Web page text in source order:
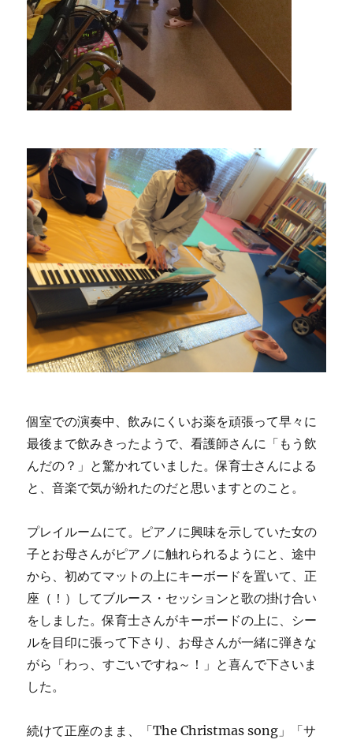
個室での演奏中、飲みにくいお薬を頑張って早々に
最後まで飲みきったようで、看護師さんに「もう飲
んだの？」と驚かれていました。保育士さんによる
と、音楽で気が紛れたのだと思いますとのこと。
プレイルームにて。ピアノに興味を示していた女の
子とお母さんがピアノに触れられるようにと、途中
から、初めてマットの上にキーボードを置いて、正
座（！）してブルース・セッションと歌の掛け合い
をしました。保育士さんがキーボードの上に、シー
ルを目印に張って下さり、お母さんが一緒に弾きな
がら「わっ、すごいですね～！」と喜んで下さいま
した。
続けて正座のまま、「The Christmas song」「サ